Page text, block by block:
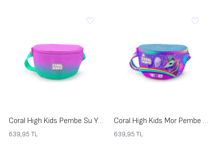
Coral High Kids Pembe Su Yeşili Renk Geçişli Bel Çantası 11556
639,95 TL
Coral High Kids Mor Pembe Simli Unicorn Desenli Bel Çantası 11555
639,95 TL